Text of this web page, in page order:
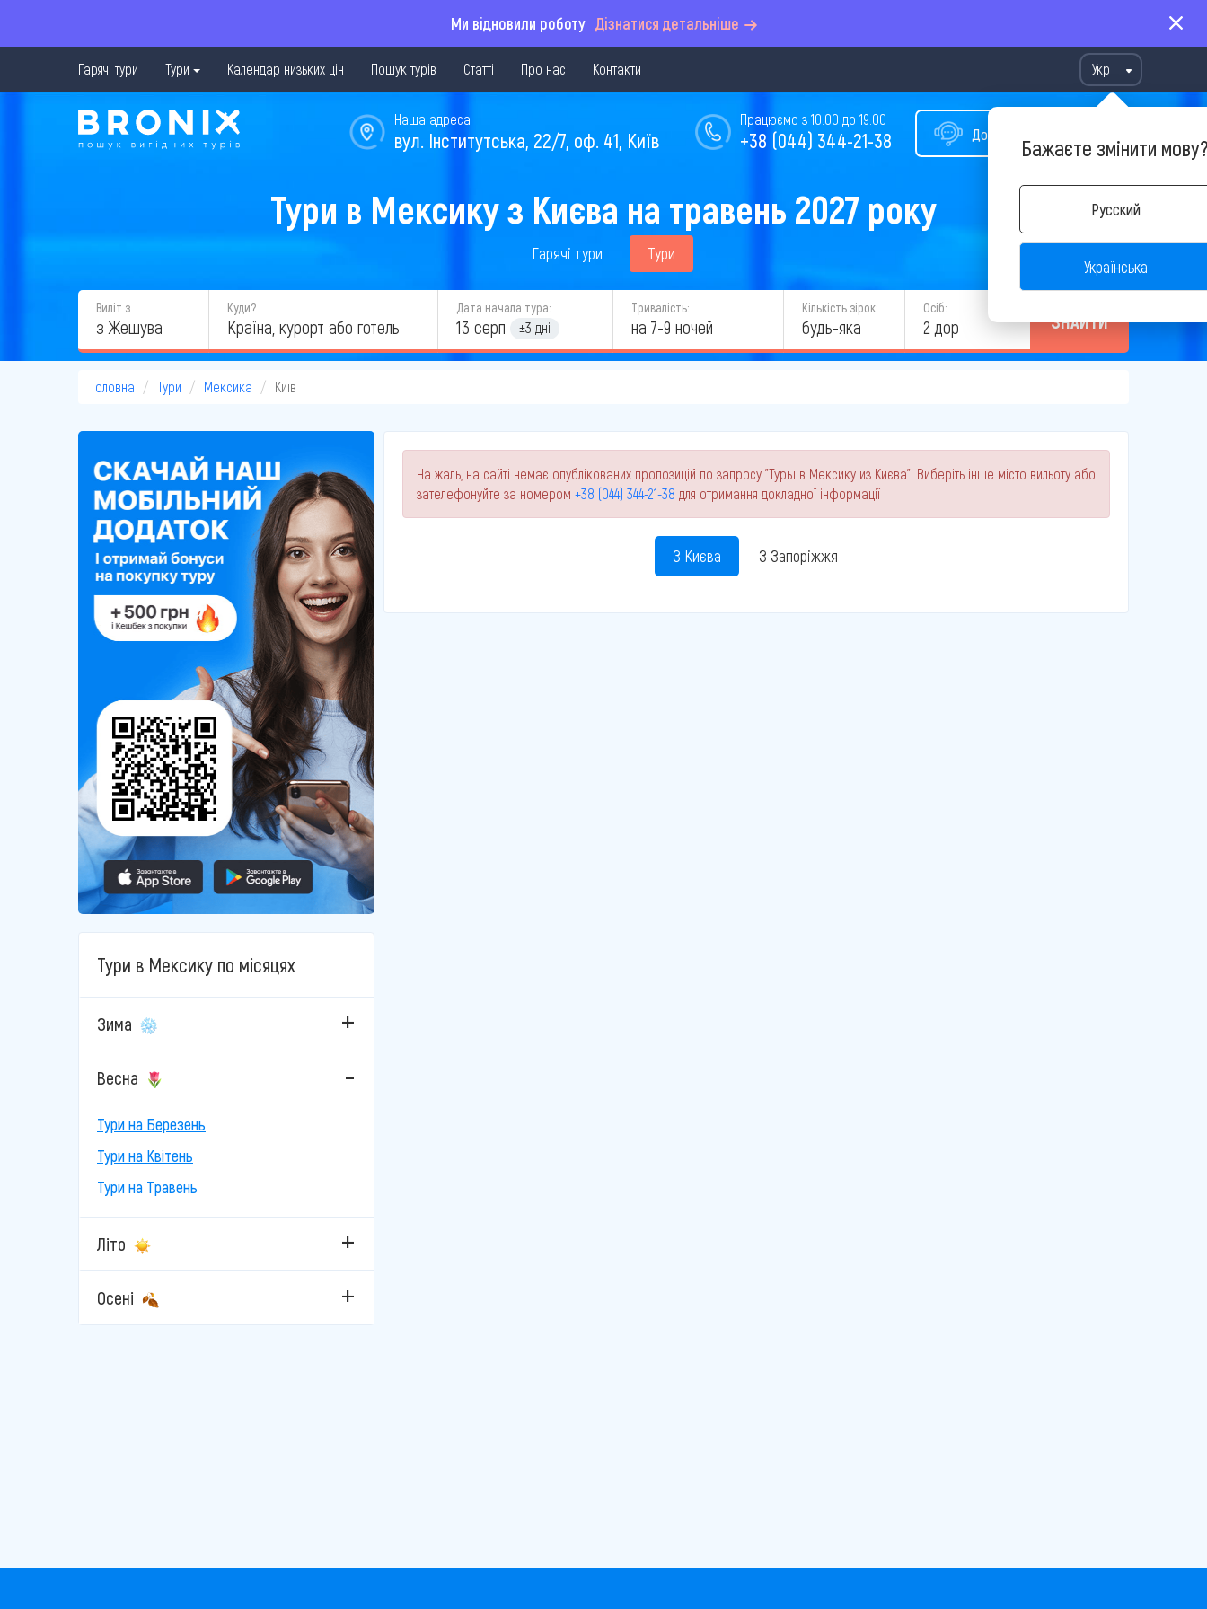
Ми відновили роботу Дізнатися детальніше
Гарячі тури Тури Календар низьких цін Пошук турів Статті Про нас Контакти Укр
Бажаєте змінити
Русский
Українська
Допомога у виборі туру
Працюємо з 10:00 до 19:00
+38 (044) 344-21-38
Наша адреса
вул. Інститутська, 22/7, оф. 41, Київ
Тури в Мексику з Києва на травень 2027 року
Гарячі тури Тури
Виліт з
з Жешува
Куди? Дата начала тура:
13 серп ±3 дні
Тривалість:
на 7-9 ночей
Кількість зірок:
будь-яка
Осіб:
2 дор ЗНАЙТИ
Головна Тури Мексика Київ
Тури в Мексику по місяцях
Зима
Весна
Тури на Березень
Тури на Квітень
Тури на Травень
Літо
Осені
На жаль, на сайті немає опублікованих пропозицій по запросу "Туры в Мексику из Києва". Виберіть інше місто вильоту або
зателефонуйте за номером +38 (044) 344-21-38 для отримання докладної інформації
З Києва З Запоріжжя